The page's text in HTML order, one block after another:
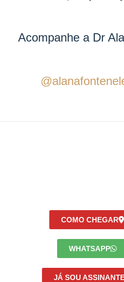
Acompanhe a Dr
COMO CHEGAR
WHATSAPP
JÁ SOU